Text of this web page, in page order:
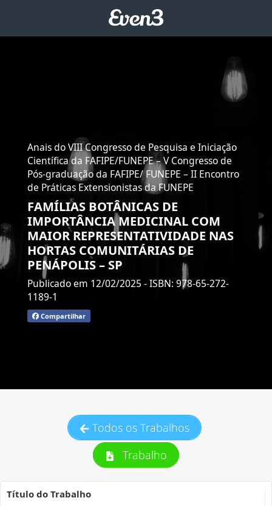
Anais do VIII Congresso de Pesquisa e Iniciação
Científica da FAFIPE/FUNEPE – V Congresso de
Pós-graduação da FAFIPE/ FUNEPE – II Encontro
de Práticas Extensionistas da FUNEPE
FAMÍLIAS BOTÂNICAS DE
IMPORTÂNCIA MEDICINAL COM
MAIOR REPRESENTATIVIDADE NAS
HORTAS COMUNITÁRIAS DE
PENÁPOLIS – SP
Publicado em 12/02/2025 - ISBN: 978-65-272-
1189-1
Compartilhar
Todos os Trabalhos
Trabalho
Título do Trabalho